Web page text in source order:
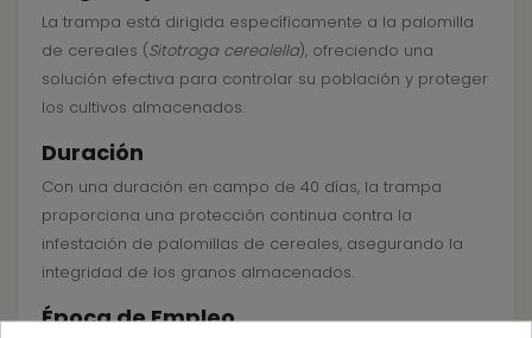
La trampa está dirigida específicamente a la palomilla
de cereales (Sitotroga cerealella), ofreciendo una
solución efectiva para controlar su población y proteger
los cultivos almacenados.
Duración
Con una duración en campo de 40 días, la trampa
proporciona una protección continua contra la
infestación de palomillas de cereales, asegurando la
integridad de los granos almacenados.
Época de Empleo